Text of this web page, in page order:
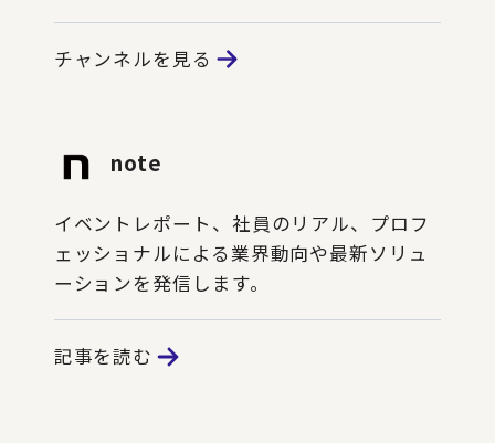
チャンネルを見る
note
イベントレポート、社員のリアル、プロフ
ェッショナルによる業界動向や最新ソリュ
ーションを発信します。
記事を読む